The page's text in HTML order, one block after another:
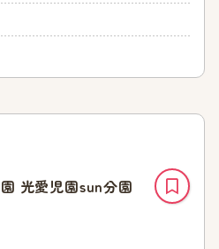
光愛児園sun分園